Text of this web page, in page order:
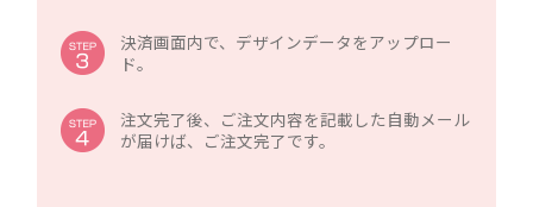
決済画面内で、デザインデータをアップロー
ド。
注文完了後、ご注文内容を記載した自動メール
が届けば、ご注文完了です。